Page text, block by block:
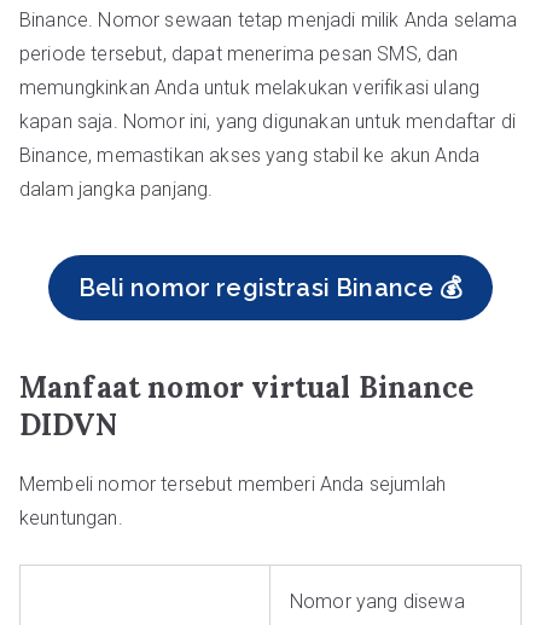
Binance. Nomor sewaan tetap menjadi milik Anda selama
periode tersebut, dapat menerima pesan SMS, dan
memungkinkan Anda untuk melakukan verifikasi ulang
kapan saja. Nomor ini, yang digunakan untuk mendaftar di
Binance, memastikan akses yang stabil ke akun Anda
dalam jangka panjang.
Beli nomor registrasi Binance 💰
Manfaat nomor virtual Binance
DIDVN
Membeli nomor tersebut memberi Anda sejumlah
keuntungan.
Nomor yang disewa